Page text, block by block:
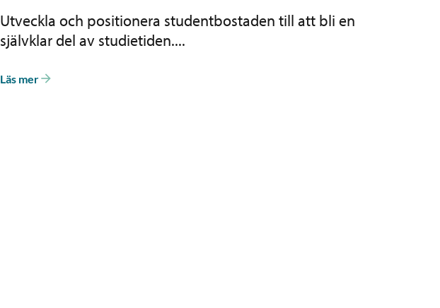
Utveckla och positionera studentbostaden till att bli en
självklar del av studietiden....
Läs mer